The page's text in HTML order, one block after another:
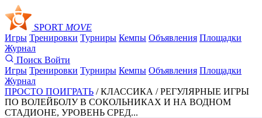
SPORT MOVE
Игры Тренировки Турниры Кемпы Объявления Площадки
Журнал
Поиск Войти
Игры Тренировки Турниры Кемпы Объявления Площадки
Журнал
ПРОСТО ПОИГРАТЬ / КЛАССИКА /РЕГУЛЯРНЫЕ ИГРЫ
ПО ВОЛЕЙБОЛУ В СОКОЛЬНИКАХ И НА ВОДНОМ
СТАДИОНЕ, УРОВЕНЬ СРЕД...